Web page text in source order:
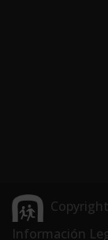
Información